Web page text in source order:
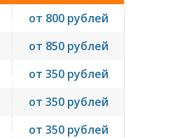
от 800 рублей
от 850 рублей
от 350 рублей
от 350 рублей
от 350 рублей